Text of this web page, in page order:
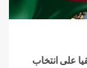
على انتخاب